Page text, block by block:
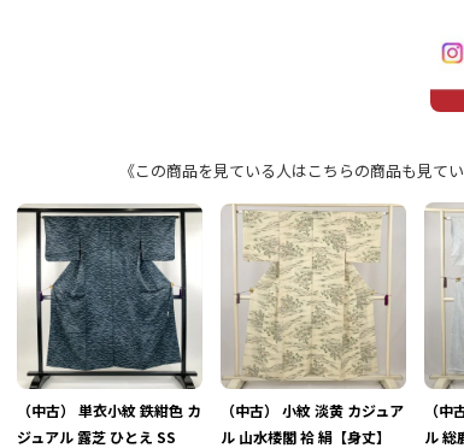
《この商品を見ている人はこちらの商品も見て
（中古） 単衣小紋 鉄紺色 カ
ジュアル 露芝 ひとえ SS
（中古） 小紋 淡黄 カジュア
ル 山水楼閣 袷 絹【身丈】
（
ル 総